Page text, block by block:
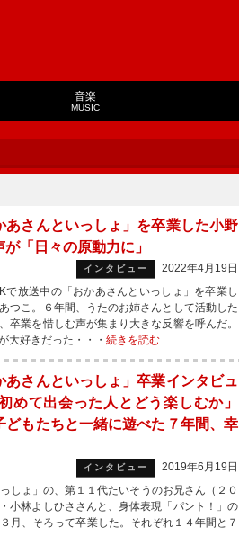
音楽
MUSIC
あさんといっしょ」を卒業した小野
「日々の原動力に」
インタビュー
2022年4月19日
放送中の「おかあさんといっしょ」を卒業し
つこ。６年間、うたのお姉さんとして活動した
卒業を惜しむ声が集まり大きな反響を呼んだ。
大好きだった・・・ 続きを読む
あさんといっしょ」卒業インタビュ
めて出会った人とどう楽しむか」
どもたちと一緒に遊べた７年間、幸
インタビュー
2019年6月19日
しょ」の、第１１代たいそうのお兄さん（２０
小林よしひささんと、身体表現「パント！」の
月、そろって卒業した。それぞれ１４年間と７